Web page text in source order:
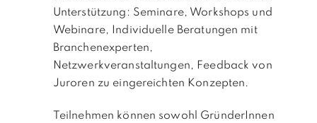
Unterstützung: Seminare, Workshops und
Webinare, Individuelle Beratungen mit
Branchenexperten,
Netzwerkveranstaltungen, Feedback von
Juroren zu eingereichten Konzepten.
Teilnehmen können sowohl GründerInnen